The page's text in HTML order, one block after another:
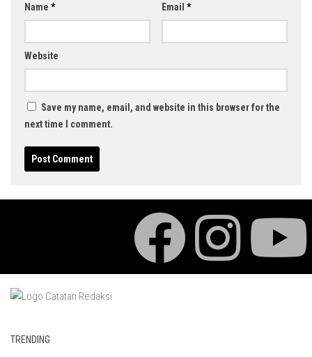
Name * Email *
Website
Save my name, email, and website in this browser for the
next time I comment.
TRENDING